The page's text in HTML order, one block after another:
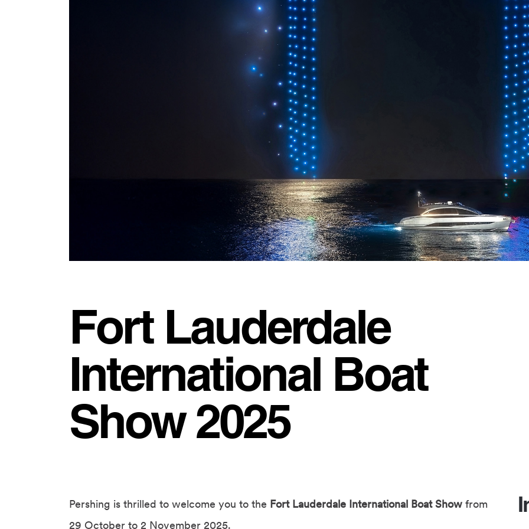
Fort Lauderdale
International Boat
Show 2025
Pershing is thrilled to welcome you to the Fort Lauderdale International Boat Show from
29 October to 2 November 2025.